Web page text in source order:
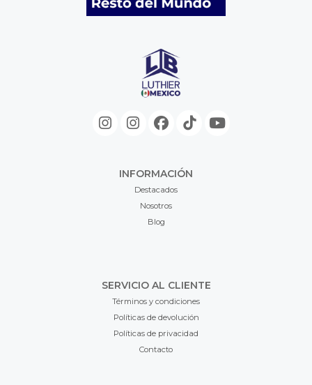
INFORMACIÓN
Destacados
Nosotros
Blog
SERVICIO AL CLIENTE
Términos y condiciones
Políticas de devolución
Políticas de privacidad
Contacto